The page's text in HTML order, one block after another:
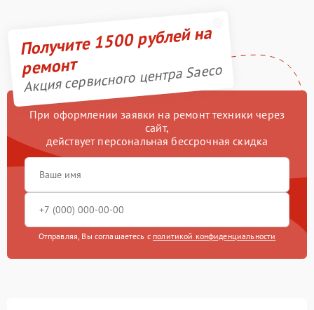
Получите 1500 рублей на
ремонт
Акция сервисного центра Saeco
При оформлении заявки на ремонт техники через
сайт,
действует персональная бессрочная скидка
Отправляя, Вы соглашаетесь с политикой конфиденциальности